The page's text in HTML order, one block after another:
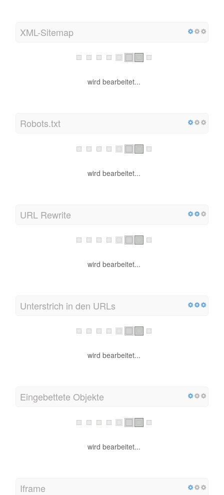
XML-Sitemap
wird bearbeitet...
Robots.txt
wird bearbeitet...
URL Rewrite
wird bearbeitet...
Unterstrich in den URLs
wird bearbeitet...
Eingebettete Objekte
wird bearbeitet...
Iframe